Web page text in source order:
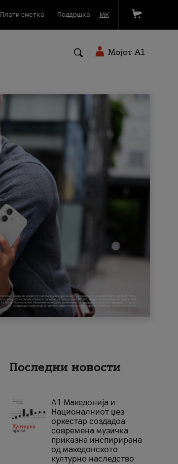
Плати сметка Поддршка МК
Мојот A1
Последни новости
А1 Македонија и
Националниот џез
оркестар создадоа
современа музичка
приказна инспирирана
од македонското
културно наследство